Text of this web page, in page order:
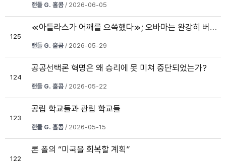
랜들 G. 홀콤 / 2026-06-05
125
≪아틀라스가 어깨를 으쓱했다≫; 오바마는 완강히 버틴다
랜들 G. 홀콤 / 2026-05-29
124
공공선택론 혁명은 왜 승리에 못 미쳐 중단되었는가?
랜들 G. 홀콤 / 2026-05-22
123
공립 학교들과 관립 학교들
랜들 G. 홀콤 / 2026-05-15
122
론 폴의 “미국을 회복할 계획”